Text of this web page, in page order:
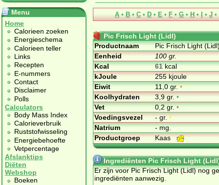
Menu
Home
Calorieen zoeken
Energieschema
Calorieen teller
Links
Recepten
E-nummers
Contact
Disclaimer
Polls
Calculators
Body Mass Index
Calorieverbruik
Ruststofwisseling
Energiebehoefte
Vetpercentage
Afslanktips
Diëten
Webshop
Boeken
A • B • C • D • E • F • G • H • I • J •
Pic Frisch Light (Lidl)
Productnaam
Pic Frisch Light
Eenheid
100 gr.
Kcal
61kcal
kJoule
255 kjoule
Eiwit
11,0 gr.•
Koolhydraten
3,9 gr.•
Vet
0,2 gr.•
Voedingsvezel
- gr.•
Natrium
- mg.
Productgroep
Kaas
Ingrediënten Pic Frisch Light
Er zijn voor Pic Frisch Light (Lidl) nog
ingrediënten aanwezig.